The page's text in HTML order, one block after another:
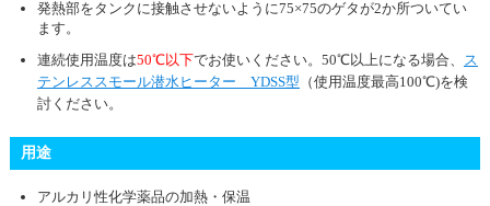
発熱部をタンクに接触させないように75×75のゲタが2か所ついてい
ます。
連続使用温度は50℃以下でお使いください。50℃以上になる場合、 ス
テンレススモール潜水ヒーター YDSS型 （使用温度最高100℃)を検
討ください。
用途
アルカリ性化学薬品の加熱・保温